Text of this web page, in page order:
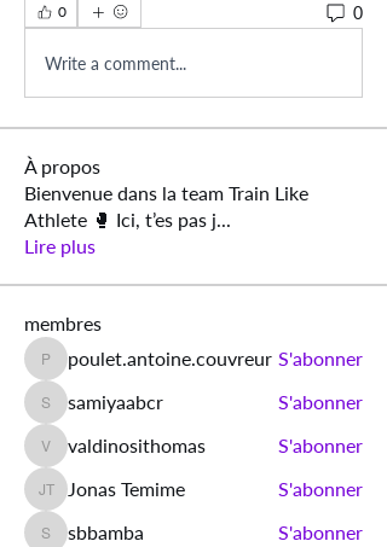
0 0
Write a comment...
À propos
Bienvenue dans la team Train Like
Athlete 🥊 Ici, t’es pas j...
Lire plus
membres
poulet.antoine.couvreur
poulet.antoine.couvreur S'abonner
samiyaabcr
samiyaabcr S'abonner
valdinosithomas
valdinosithomas S'abonner
Jonas Temime
Jonas Temime S'abonner
sbbamba
sbbamba
S'abonner